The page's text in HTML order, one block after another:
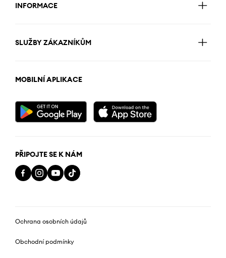
INFORMACE
SLUŽBY ZÁKAZNÍKŮM
MOBILNÍ APLIKACE
PŘIPOJTE SE K NÁM
Ochrana osobních údajů
Obchodní podmínky